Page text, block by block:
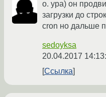
о. ура) он
загрузки до
cron но дальше
sedoyksa
20.04.2017
Ссылка